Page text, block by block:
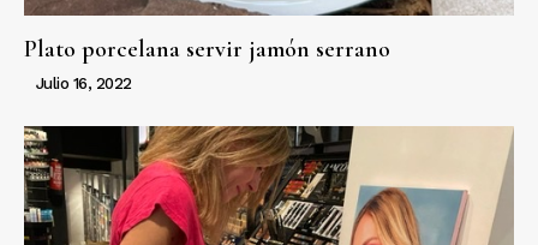
Plato porcelana servir jamón serrano
Julio 16, 2022